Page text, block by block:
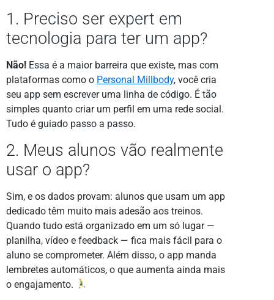
1. Preciso ser expert em
tecnologia para ter um app?
Não! Essa é a maior barreira que existe, mas com
plataformas como o Personal Millbody, você cria
seu app sem escrever uma linha de código. É tão
simples quanto criar um perfil em uma rede social.
Tudo é guiado passo a passo.
2. Meus alunos vão realmente
usar o app?
Sim, e os dados provam: alunos que usam um app
dedicado têm muito mais adesão aos treinos.
Quando tudo está organizado em um só lugar —
planilha, vídeo e feedback — fica mais fácil para o
aluno se comprometer. Além disso, o app manda
lembretes automáticos, o que aumenta ainda mais
o engajamento.